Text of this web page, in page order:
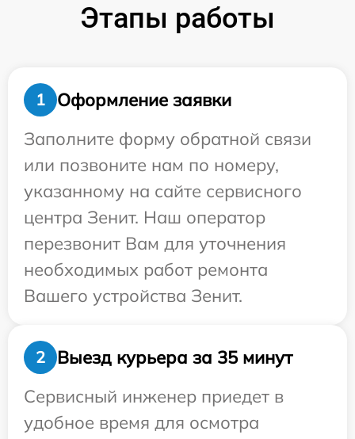
Этапы работы
1
Оформление заявки
Заполните форму обратной связи
или позвоните нам по номеру,
указанному на сайте сервисного
центра Зенит. Наш оператор
перезвонит Вам для уточнения
необходимых работ ремонта
Вашего устройства Зенит.
2
Выезд курьера за 35 минут
Сервисный инженер приедет в
удобное время для осмотра